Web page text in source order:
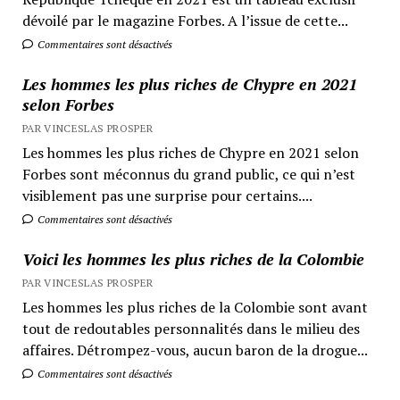
dévoilé par le magazine Forbes. A l’issue de cette...
Commentaires sont désactivés
Les hommes les plus riches de Chypre en 2021
selon Forbes
PAR VINCESLAS PROSPER
Les hommes les plus riches de Chypre en 2021 selon
Forbes sont méconnus du grand public, ce qui n’est
visiblement pas une surprise pour certains....
Commentaires sont désactivés
Voici les hommes les plus riches de la Colombie
PAR VINCESLAS PROSPER
Les hommes les plus riches de la Colombie sont avant
tout de redoutables personnalités dans le milieu des
affaires. Détrompez-vous, aucun baron de la drogue...
Commentaires sont désactivés